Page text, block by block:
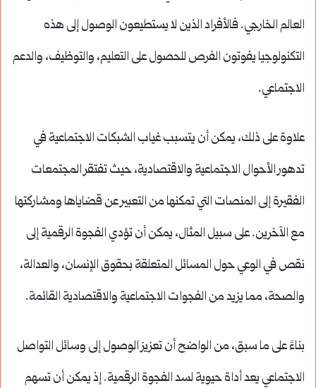
العالم الخارجي. فالأفراد الذين لا يستطيعون الوصول إلى هذه
التكنولوجيا يفوتون الفرص للحصول على التعليم، والتوظيف، والدعم
الاجتماعي.
علاوة على ذلك، يمكن أن يتسبب غياب الشبكات الاجتماعية في
تدهور الأحوال الاجتماعية والاقتصادية، حيث تفتقر المجتمعات
الفقيرة إلى المنصات التي تمكنها من التعبير عن قضاياها ومشاركتها
مع الآخرين. على سبيل المثال، يمكن أن تؤدي الفجوة الرقمية إلى
نقص في الوعي حول المسائل المتعلقة بحقوق الإنسان، والعدالة،
والصحة، مما يزيد من الفجوات الاجتماعية والاقتصادية القائمة.
بناءً على ما سبق، من الواضح أن تعزيز الوصول إلى وسائل التواصل
الاجتماعي يعد أداة حيوية لسد الفجوة الرقمية. إذ يمكن أن تسهم